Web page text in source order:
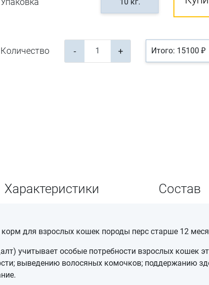
Количество - + Итого: 15100 ₽
Характеристики Состав
для взрослых кошек породы перс старше 12
учитывает особые потребности взрослых кошек
выведению волосяных комочков; поддержанию